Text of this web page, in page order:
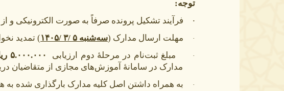
توجه:
· فرآیند تشکیل پرونده صرفاً به صورت الکترونیکی و
· مهلت ارسال مدارک (سه‌شنبه ۵ /۳ /۱۴۰۵ ) تمدید
· مبلغ ثبت‌نام در مرحلۀ دوم ارزیابی ۵.۰۰۰.۰۰۰ ریال (پنج میلیون ریال)
مدارک در سامانۀ آموزش‌های مجازی از متقاضیان
· به همراه داشتن اصل کلیه مدارک بارگذاری شده به